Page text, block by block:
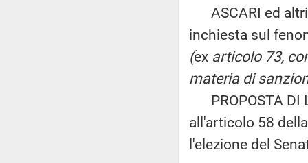
ASCARI ed
inchiesta sul
(ex articolo 73,
materia di
PROPOSTA DI
all'articolo 58
l'elezione del